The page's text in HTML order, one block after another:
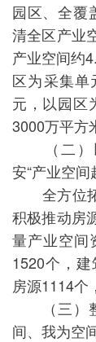
园区、全覆
清全区产业
产业空间约
区为采集单
元，以园区
3000万平方
（二）
安“产业空间
全方位拓
积极推动房
量产业空间
1520个，
房源1114个
（三）整
间、我为空